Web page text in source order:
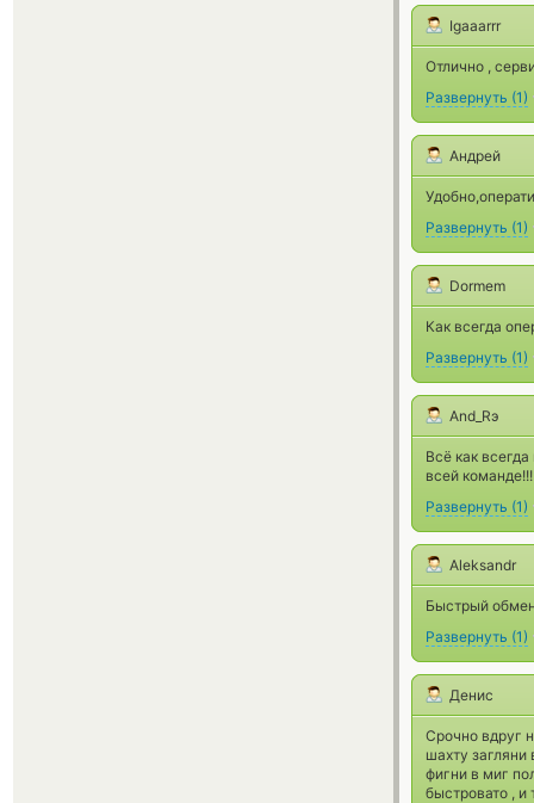
Igaaarrr
Отлично ,
Развернуть (1)
Андрей
Развернуть (1)
Dormem
Как всегда
Развернуть (1)
And_Rэ
Всё как
всей команде!!!
Развернуть (1)
Aleksandr
Быстрый
Развернуть (1)
Денис
Срочно вдруг
шахту
фигни в миг
быстровато ,